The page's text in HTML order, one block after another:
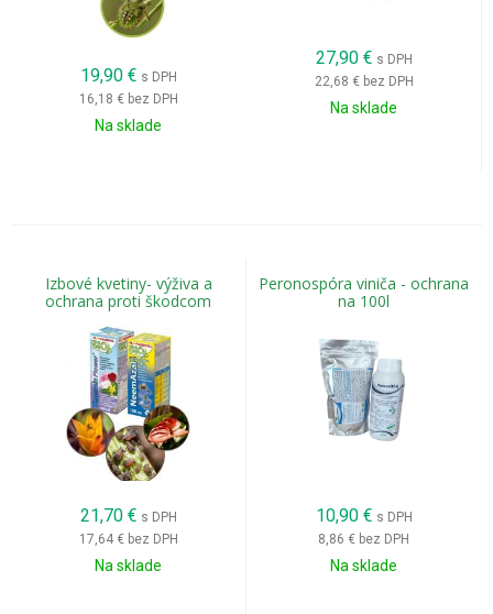
19,90 € s DPH
16,18 € bez DPH
Na sklade
27,90 € s DPH
22,68 € bez DPH
Na sklade
Izbové kvetiny- výživa a
ochrana proti škodcom
21,70 € s DPH
17,64 € bez DPH
Na sklade
Peronospóra viniča - ochrana
na 100l
10,90 € s DPH
8,86 € bez DPH
Na sklade